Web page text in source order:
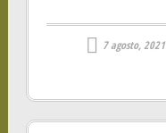
7 agosto, 2021